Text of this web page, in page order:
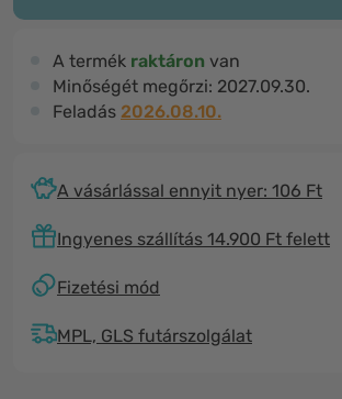
A termék raktáron van
Minőségét megőrzi: 2027.09.30.
Feladás 2026.08.10.
A vásárlással ennyit nyer: 106 Ft
Ingyenes szállítás 14.900 Ft felett
Fizetési mód
MPL, GLS futárszolgálat